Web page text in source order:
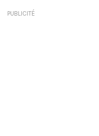
PUBLICITÉ